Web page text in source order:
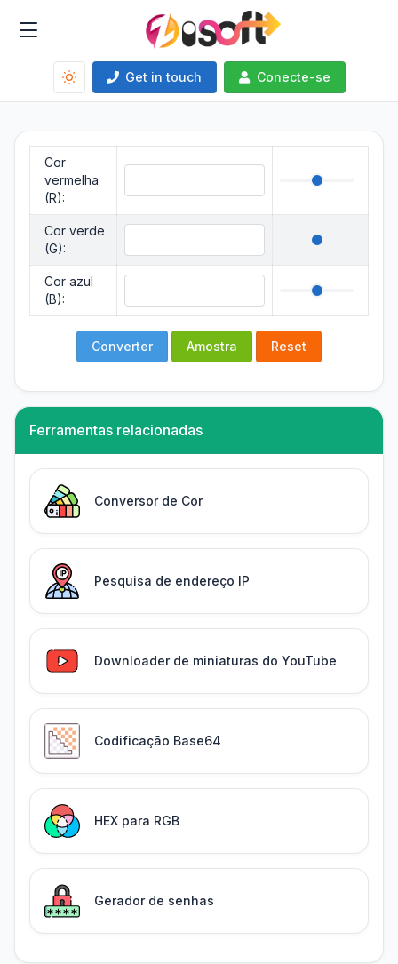
Get in touch Conecte-se
Cor
vermelha
(R):
Cor verde
(G):
Cor azul
(B):
Converter Amostra Reset
Ferramentas relacionadas
Conversor de Cor
Pesquisa de endereço IP
Downloader de miniaturas do YouTube
Codificação Base64
HEX para RGB
Gerador de senhas